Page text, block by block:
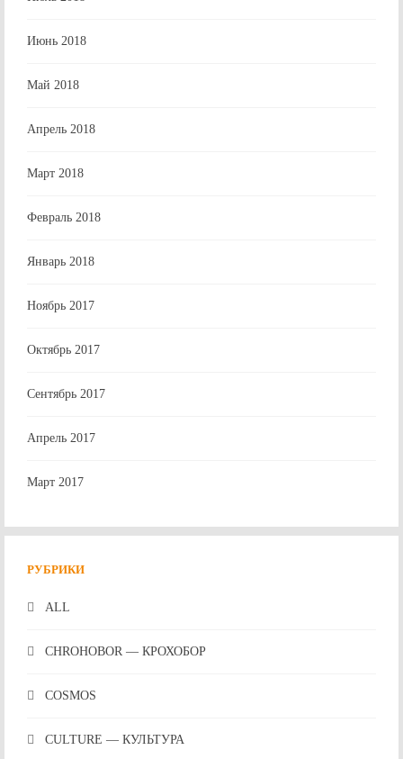
Июнь 2018
Май 2018
Апрель 2018
Март 2018
Февраль 2018
Январь 2018
Ноябрь 2017
Октябрь 2017
Сентябрь 2017
Апрель 2017
Март 2017
РУБРИКИ
ALL
CHROHOBOR — КРОХОБОР
COSMOS
CULTURE — КУЛЬТУРА